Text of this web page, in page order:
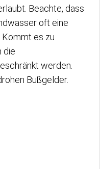
Beachte, dass
oft eine
es zu
die
werden.
Bußgelder.